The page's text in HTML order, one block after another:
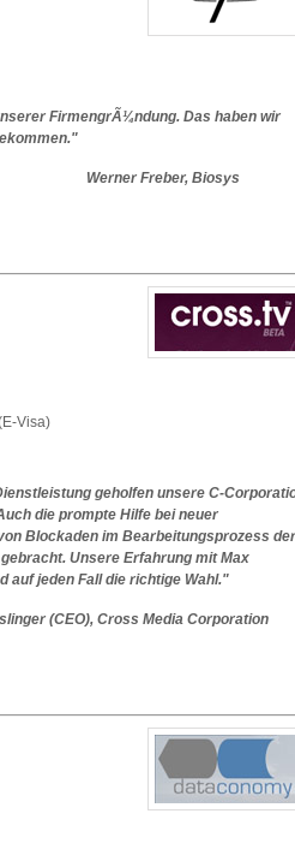
FirmengrÃ¼ndung. Das haben wir
Werner Freber, Biosys
Visa)
geholfen unsere C-
die prompte Hilfe bei neuer
Blockaden im Bearbeitungsprozess der
Unsere Erfahrung mit Max
auf jeden Fall die richtige Wahl."
Cross Media Corporation